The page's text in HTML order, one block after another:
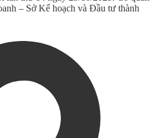
– Sở Kế hoạch và Đầu tư thành